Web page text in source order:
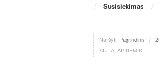
Susisiekimas
Naršyti: Pagrindinis /
SU PALAPINĖMIS